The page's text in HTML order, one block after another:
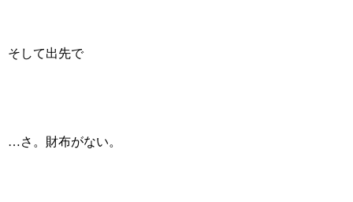
そして出先で
…さ。財布がない。